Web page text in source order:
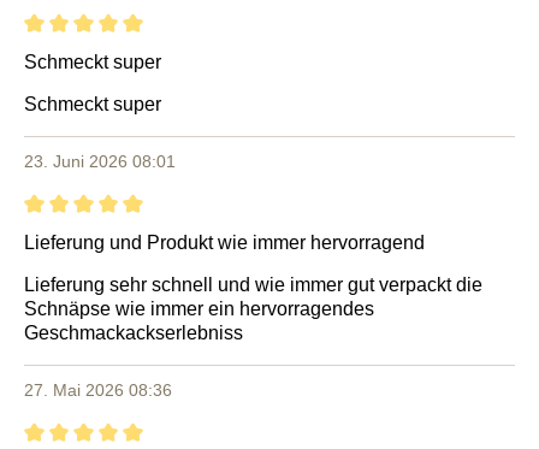
Bewertung mit 5 von 5 Sternen
Schmeckt super
Schmeckt super
23. Juni 2026 08:01
Bewertung mit 5 von 5 Sternen
Lieferung und Produkt wie immer hervorragend
Lieferung sehr schnell und wie immer gut verpackt die
Schnäpse wie immer ein hervorragendes
Geschmackackserlebniss
27. Mai 2026 08:36